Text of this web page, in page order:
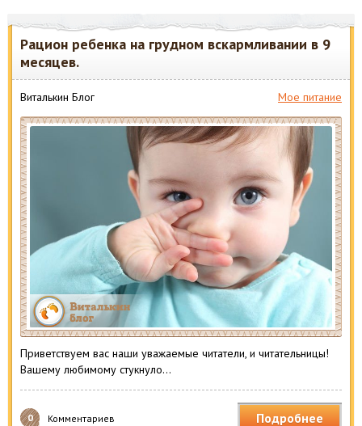
Рацион ребенка на грудном вскармливании в 9
месяцев.
Виталькин Блог Мое питание
Приветствуем вас наши уважаемые читатели, и читательницы!
Вашему любимому стукнуло…
0 Комментариев Подробнее